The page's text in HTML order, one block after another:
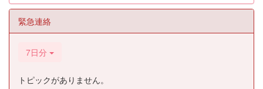
緊急連絡
7日分
トピックがありません。